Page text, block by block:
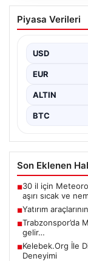
Piyasa Verileri
USD
EUR
ALTIN
BTC
Son Eklenen
■30 il için
aşırı sıcak ve
■Yatırım
■Trabzonspor’da
gelir…
■Kelebek.Org İle
Deneyimi